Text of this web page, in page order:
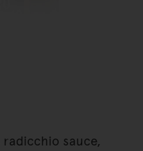
sauce,